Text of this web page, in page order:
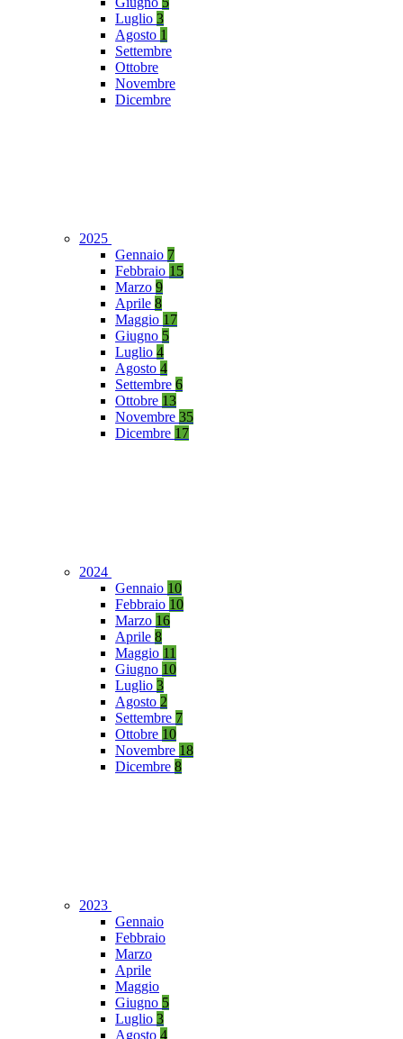
Luglio 3
Agosto 1
Settembre
Ottobre
Novembre
Dicembre
2025
Gennaio 7
Febbraio 15
Marzo 9
Aprile 8
Maggio 17
Giugno 5
Luglio 4
Agosto 4
Settembre 6
Ottobre 13
Novembre 35
Dicembre 17
2024
Gennaio 10
Febbraio 10
Marzo 16
Aprile 8
Maggio 11
Giugno 10
Luglio 3
Agosto 2
Settembre 7
Ottobre 10
Novembre 18
Dicembre 8
2023
Gennaio
Febbraio
Marzo
Aprile
Maggio
Giugno 5
Luglio 3
Agosto 4